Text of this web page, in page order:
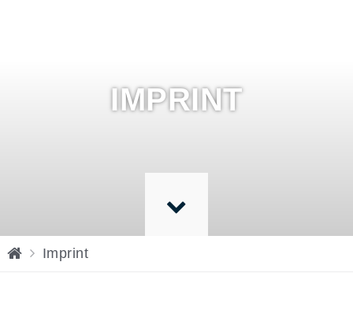
IMPRINT
H
Imprint